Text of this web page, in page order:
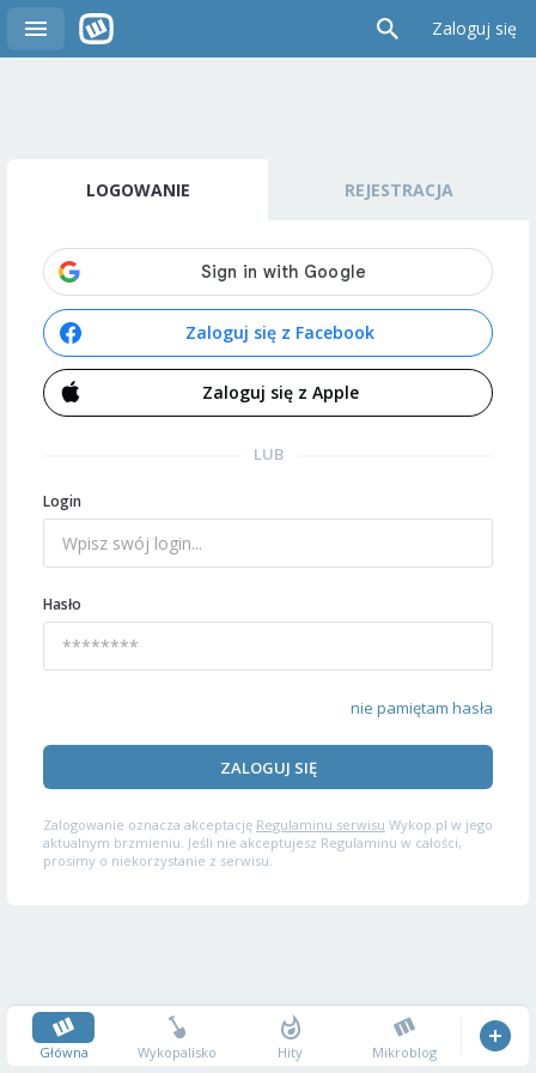
Zaloguj się
LOGOWANIE REJESTRACJA
Zaloguj się z Facebook
Zaloguj się z Apple
LUB
Login
Hasło
nie pamiętam hasła
ZALOGUJ SIĘ
Zalogowanie oznacza akceptację Regulaminu serwisu Wykop.pl w jego
aktualnym brzmieniu. Jeśli nie akceptujesz Regulaminu w całości,
prosimy o niekorzystanie z serwisu.
Główna Wykopalisko Hity Mikroblog